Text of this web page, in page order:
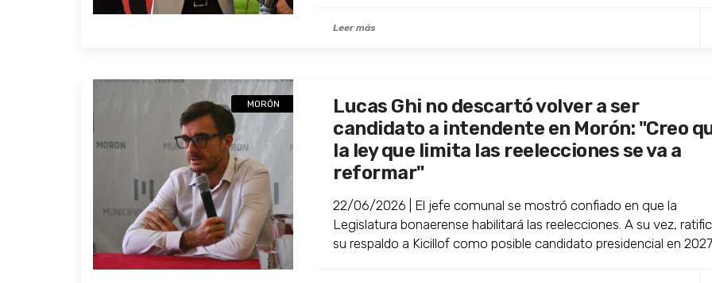
Leer más
MORÓN
Lucas Ghi no descartó volver a ser
candidato a intendente en Morón: "Creo
la ley que limita las reelecciones se va a
reformar"
22/06/2026 | El jefe comunal se mostró confiado en que la
Legislatura bonaerense habilitará las reelecciones. A su vez,
su respaldo a Kicillof como posible candidato presidencial en